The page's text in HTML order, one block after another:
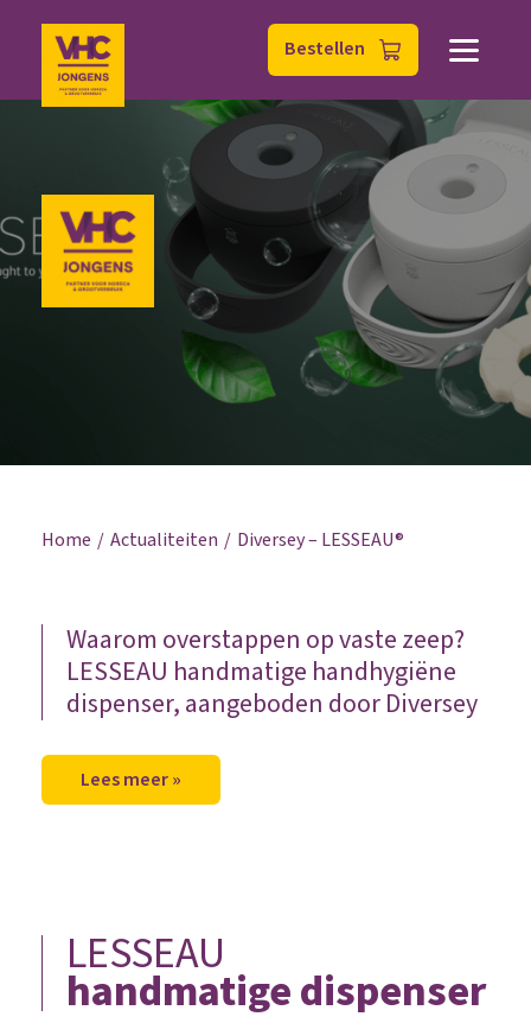
Bestellen
Home Actualiteiten Diversey – LESSEAU®
Waarom overstappen op vaste zeep?
LESSEAU handmatige handhygiëne
dispenser, aangeboden door Diversey
Lees meer »
LESSEAU
handmatige dispenser